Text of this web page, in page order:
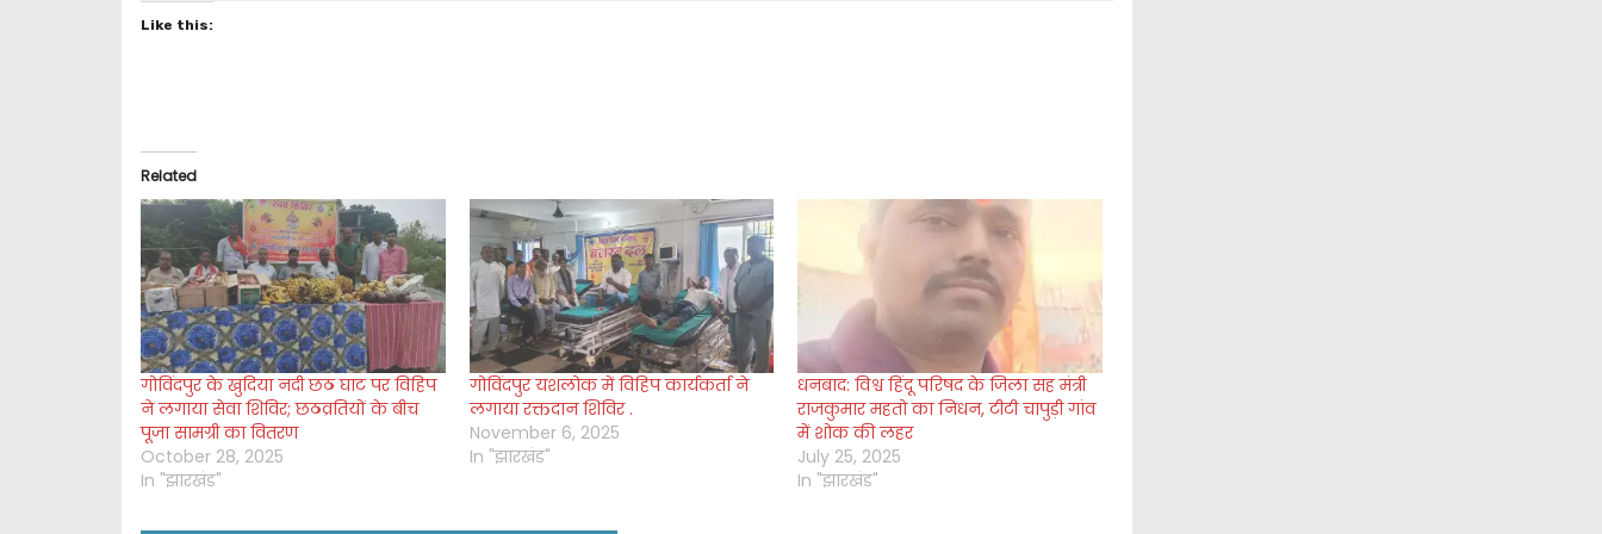
Like this:
Related
गोविंदपुर के खुदिया नदी छठ घाट पर विहिप
ने लगाया सेवा शिविर; छठव्रतियों के बीच
पूजा सामग्री का वितरण
October 28, 2025
In "झारखंड"
गोविंदपुर यशलोक में विहिप कार्यकर्ता ने
लगाया रक्तदान शिविर .
November 6, 2025
In "झारखंड"
धनबाद: विश्व हिंदू परिषद के जिला सह मंत्री
राजकुमार महतो का निधन, टीटी चापुड़ी गांव
में शोक की लहर
July 25, 2025
In "झारखंड"